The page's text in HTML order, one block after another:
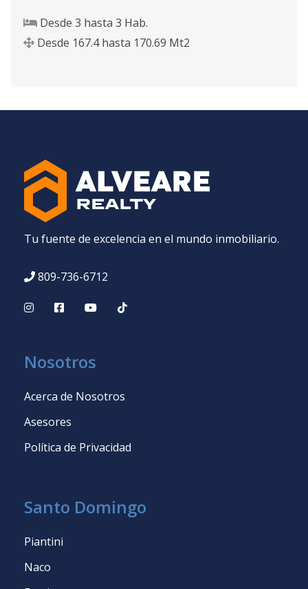
Desde 3 hasta 3 Hab.
Desde 167.4 hasta 170.69 Mt2
Tu fuente de excelencia en el mundo inmobiliario.
809-736-6712
Nosotros
Acerca de Nosotros
Asesores
Política de Privacidad
Santo Domingo
Piantini
Naco